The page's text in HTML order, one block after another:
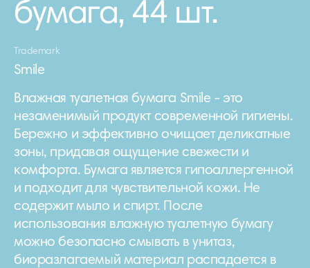
бумага, 44 шт.
Trademark
Smile
Влажная туалетная бумага Smile - это
незаменимый продукт современной гигиены.
Бережно и эффективно очищает деликатные
зоны, придавая ощущение свежести и
комфорта. Бумага является гипоаллергенной
и подходит для чувствительной кожи. Не
содержит мыло и спирт. После
использования влажную туалетную бумагу
можно безопасно смывать в унитаз,
биоразлагаемый материал распадается в